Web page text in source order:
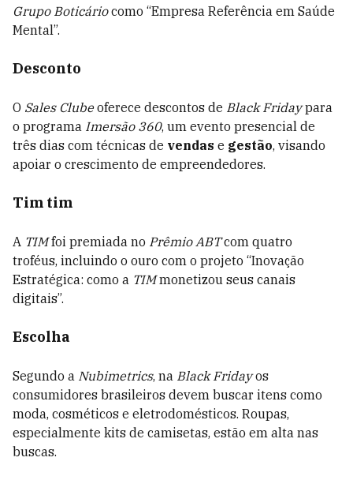
Grupo Boticáriocomo “Empresa Referência em Saúde
Mental”.
Desconto
O Sales Clubeoferece descontos de Black Fridaypara
o programa Imersão 360, um evento presencial de
três dias com técnicas de vendas e gestão, visando
apoiar o crescimento de empreendedores.
Tim tim
A TIMfoi premiada no Prêmio ABTcom quatro
troféus, incluindo o ouro com o projeto “Inovação
Estratégica: como a TIMmonetizou seus canais
digitais”.
Escolha
Segundo a Nubimetrics, na Black Fridayos
consumidores brasileiros devem buscar itens como
moda, cosméticos e eletrodomésticos. Roupas,
especialmente kits de camisetas, estão em alta nas
buscas.